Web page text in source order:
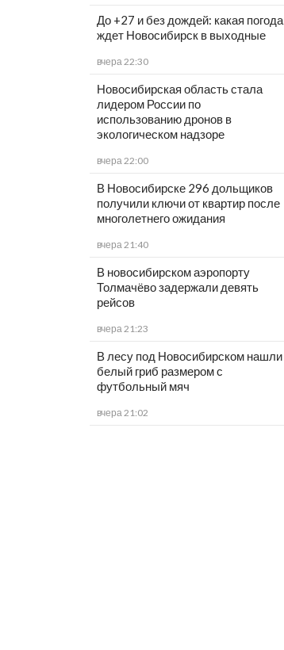
До +27 и без дождей: какая погода
ждет Новосибирск в выходные
вчера 22:30
Новосибирская область стала
лидером России по
использованию дронов в
экологическом надзоре
вчера 22:00
В Новосибирске 296 дольщиков
получили ключи от квартир после
многолетнего ожидания
вчера 21:40
В новосибирском аэропорту
Толмачёво задержали девять
рейсов
вчера 21:23
В лесу под Новосибирском нашли
белый гриб размером с
футбольный мяч
вчера 21:02